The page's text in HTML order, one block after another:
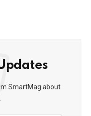
SmartMag about